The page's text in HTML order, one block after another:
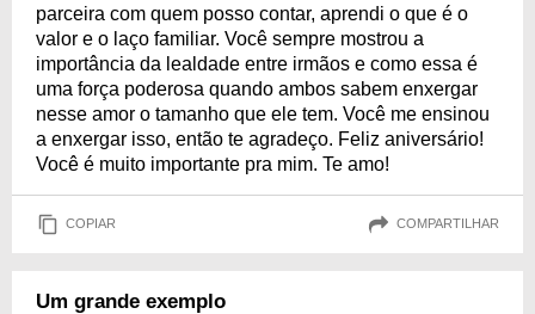
parceira com quem posso contar, aprendi o que é o
valor e o laço familiar. Você sempre mostrou a
importância da lealdade entre irmãos e como essa é
uma força poderosa quando ambos sabem enxergar
nesse amor o tamanho que ele tem. Você me ensinou
a enxergar isso, então te agradeço. Feliz aniversário!
Você é muito importante pra mim. Te amo!
COPIAR COMPARTILHAR
Um grande exemplo